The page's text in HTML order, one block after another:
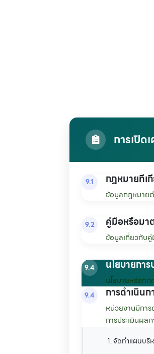
การเปิด
9.1 กฎหมายที่เ
ข้อมูลกฎหมาย
9.2 คู่มือหรือมา
ข้อมูลเกี่ยวกับคู่
9.4 นโยบายกา
นโยบายหรือทิศ
9.4 การดำเนิน
หน่วยงานมีกา
การประเมินผล
1. จัดทำแผนบริ